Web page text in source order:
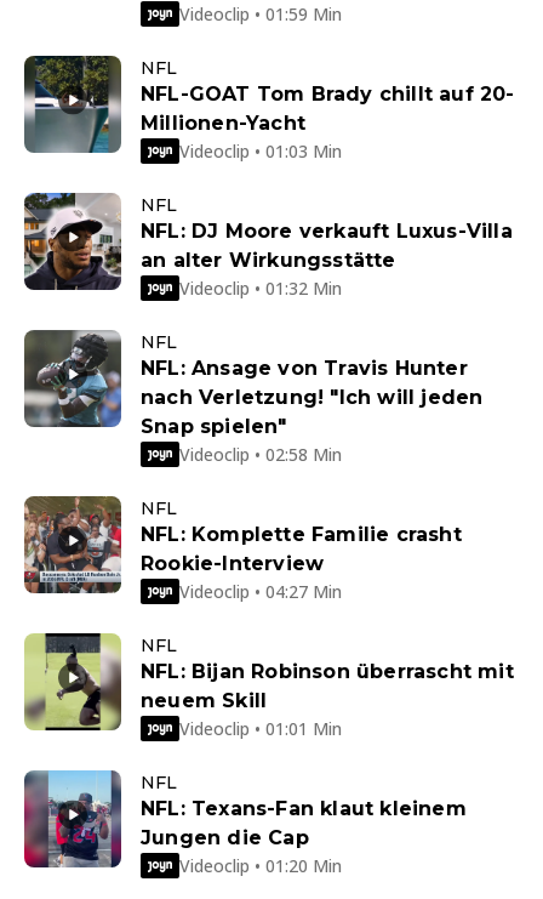
Videoclip • 01:59 Min
NFL
NFL-GOAT Tom Brady chillt auf 20-
Millionen-Yacht
Videoclip • 01:03 Min
NFL
NFL: DJ Moore verkauft Luxus-Villa
an alter Wirkungsstätte
Videoclip • 01:32 Min
NFL
NFL: Ansage von Travis Hunter
nach Verletzung! "Ich will jeden
Snap spielen"
Videoclip • 02:58 Min
NFL
NFL: Komplette Familie crasht
Rookie-Interview
Videoclip • 04:27 Min
NFL
NFL: Bijan Robinson überrascht mit
neuem Skill
Videoclip • 01:01 Min
NFL
NFL: Texans-Fan klaut kleinem
Jungen die Cap
Videoclip • 01:20 Min